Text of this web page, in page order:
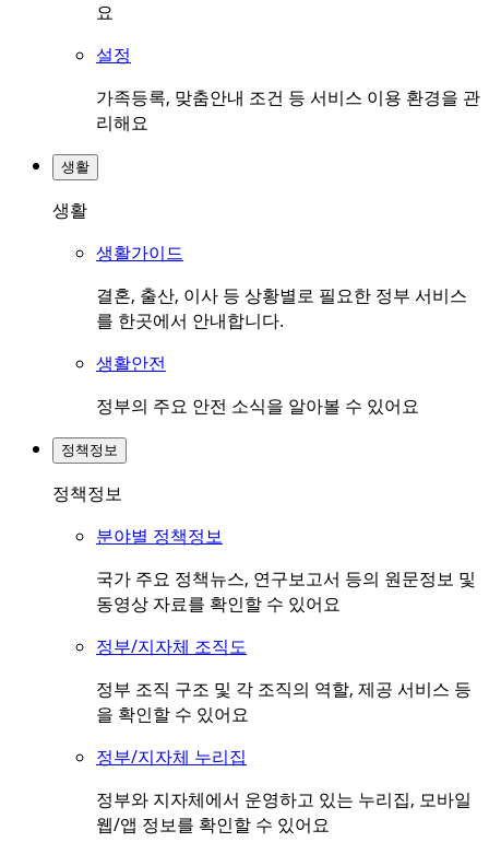
요
설정
가족등록, 맞춤안내 조건 등 서비스 이용 환경을 관
리해요
생활
생활
생활가이드
결혼, 출산, 이사 등 상황별로 필요한 정부 서비스
를 한곳에서 안내합니다.
생활안전
정부의 주요 안전 소식을 알아볼 수 있어요
정책정보
정책정보
분야별 정책정보
국가 주요 정책뉴스, 연구보고서 등의 원문정보 및
동영상 자료를 확인할 수 있어요
정부/지자체 조직도
정부 조직 구조 및 각 조직의 역할, 제공 서비스 등
을 확인할 수 있어요
정부/지자체 누리집
정부와 지자체에서 운영하고 있는 누리집, 모바일
웹/앱 정보를 확인할 수 있어요